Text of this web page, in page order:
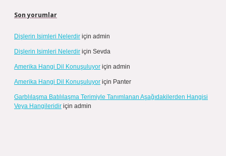
Son yorumlar
Dişlerin Isimleri Nelerdir için admin
Dişlerin Isimleri Nelerdir için Sevda
Amerika Hangi Dil Konuşuluyor için admin
Amerika Hangi Dil Konuşuluyor için Panter
Garblılaşma Batılılaşma Terimiyle Tanımlanan Aşağıdakilerden Hangisi
Veya Hangileridir için admin